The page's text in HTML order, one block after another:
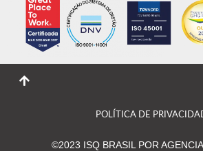
POLÍTICA DE
©2023 ISQ BRASIL POR